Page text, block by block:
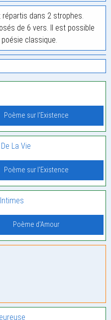
dans 2 strophes.
de 6 vers. Il est possible
classique.
Poème sur l'Existence
De La Vie
Poème sur l'Existence
Poème d'Amour